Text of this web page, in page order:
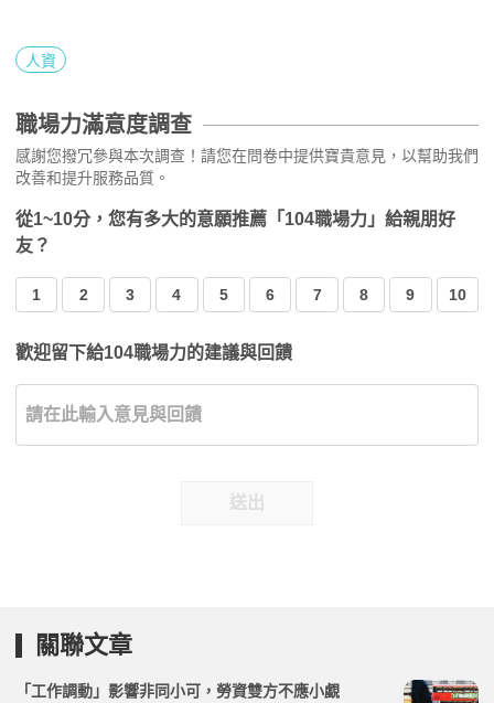
人資
職場力滿意度調查
感謝您撥冗參與本次調查！請您在問卷中提供寶貴意見，以幫助我們
改善和提升服務品質。
從1~10分，您有多大的意願推薦「104職場力」給親朋好
友？
1 2 3 4 5 6 7 8 9 10
歡迎留下給104職場力的建議與回饋
送出
關聯文章
「工作調動」影響非同小可，勞資雙方不應小覷